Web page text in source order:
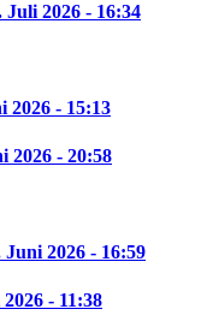
Juli 2026 - 16:34
2026 - 15:13
2026 - 20:58
Juni 2026 - 16:59
- 11:38